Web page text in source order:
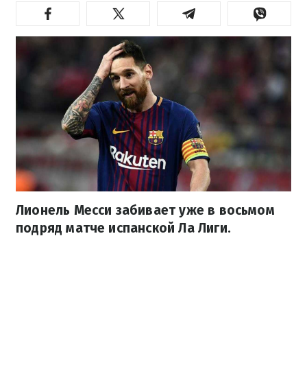
Лионель Месси забивает уже в восьмом
подряд матче испанской Ла Лиги.